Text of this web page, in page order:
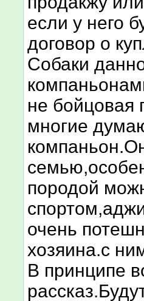
если у него
договор о
Собаки
не бойцовая
многие
породой
очень
хозяина.с
В принципе